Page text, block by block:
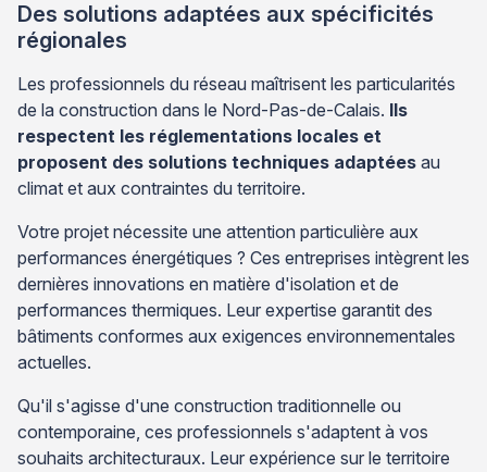
Des solutions adaptées aux spécificités
régionales
Les professionnels du réseau maîtrisent les particularités
de la construction dans le Nord-Pas-de-Calais. Ils
respectent les réglementations locales et
proposent des solutions techniques adaptées au
climat et aux contraintes du territoire.
Votre projet nécessite une attention particulière aux
performances énergétiques ? Ces entreprises intègrent les
dernières innovations en matière d'isolation et de
performances thermiques. Leur expertise garantit des
bâtiments conformes aux exigences environnementales
actuelles.
Qu'il s'agisse d'une construction traditionnelle ou
contemporaine, ces professionnels s'adaptent à vos
souhaits architecturaux. Leur expérience sur le territoire